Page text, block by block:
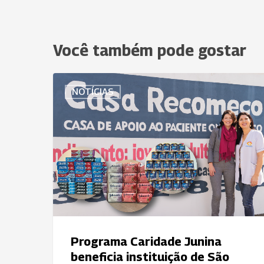
Você também pode gostar
NOTÍCIAS
Programa
Caridade
Junina
beneficia
instituição
de
São
José
dos
Campos
Programa Caridade Junina
beneficia instituição de São